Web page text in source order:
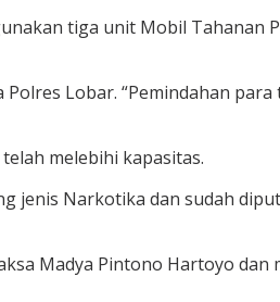
tiga unit Mobil Tahanan
Lobar. “Pemindahan
melebihi kapasitas.
jenis Narkotika dan sudah
Madya Pintono Hartoyo dan